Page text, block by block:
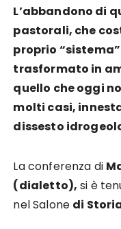
L’abbandono di
pastorali, che
proprio
trasformato in
quello che oggi
molti casi,
dissesto
La conferenza di
(dialetto), si è
nel Salone di